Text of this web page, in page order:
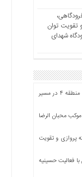
تقویت توان
شهدای
خدمات رسانی موکب محبان الرضای شهرداری منطقه ۴ در مسیر
موکب محبان الرضا
پروازی و تقویت
فعالیت حسینیه